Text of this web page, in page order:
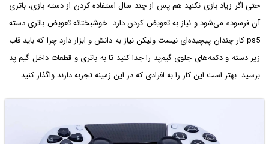
حتی اگر زیاد بازی نکنید هم پس از چند سال استفاده کردن از دسته بازی، باتری
آن فرسوده می‌شود و نیاز به تعویض کردن دارد. خوشبختانه تعویض باتری دسته
ps5 کار چندان پیچیده‌ای نیست ولیکن نیاز به دانش و ابزار دارد چرا که باید قاب
زیر دسته و دکمه‌های جلوی گیم‌پد را جدا کنید تا به باتری و قطعات داخل گیم پد
برسید. بهتر است این کار را به افرادی که در این زمینه تجربه دارند واگذار کنید.